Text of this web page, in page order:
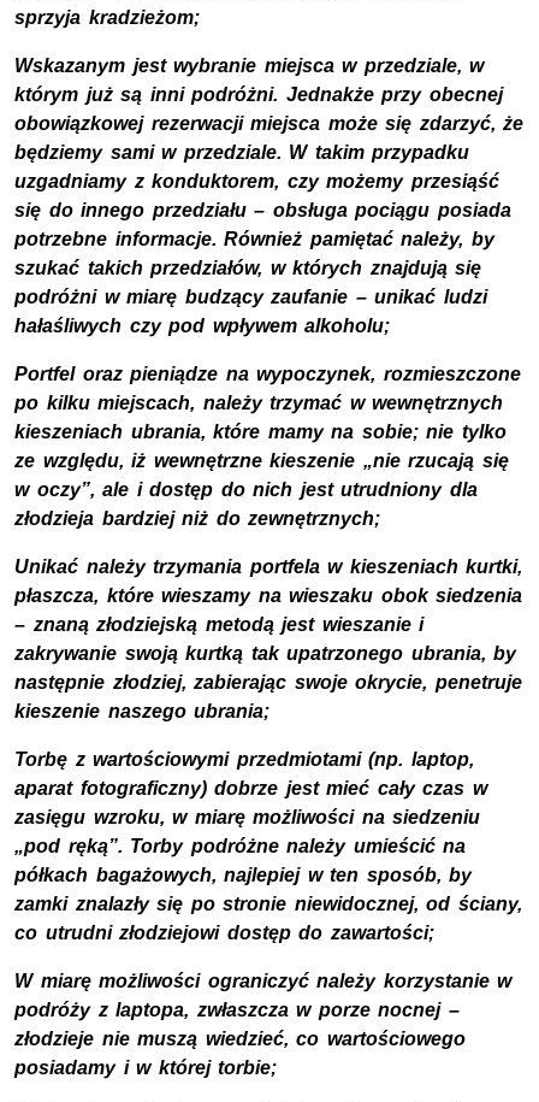
sprzyja kradzieżom;
Wskazanym jest wybranie miejsca w przedziale, w
którym już są inni podróżni. Jednakże przy obecnej
obowiązkowej rezerwacji miejsca może się zdarzyć, że
będziemy sami w przedziale. W takim przypadku
uzgadniamy z konduktorem, czy możemy przesiąść
się do innego przedziału – obsługa pociągu posiada
potrzebne informacje. Również pamiętać należy, by
szukać takich przedziałów, w których znajdują się
podróżni w miarę budzący zaufanie – unikać ludzi
hałaśliwych czy pod wpływem alkoholu;
Portfel oraz pieniądze na wypoczynek, rozmieszczone
po kilku miejscach, należy trzymać w wewnętrznych
kieszeniach ubrania, które mamy na sobie; nie tylko
ze względu, iż wewnętrzne kieszenie „nie rzucają się
w oczy”, ale i dostęp do nich jest utrudniony dla
złodzieja bardziej niż do zewnętrznych;
Unikać należy trzymania portfela w kieszeniach kurtki,
płaszcza, które wieszamy na wieszaku obok siedzenia
– znaną złodziejską metodą jest wieszanie i
zakrywanie swoją kurtką tak upatrzonego ubrania, by
następnie złodziej, zabierając swoje okrycie, penetruje
kieszenie naszego ubrania;
Torbę z wartościowymi przedmiotami (np. laptop,
aparat fotograficzny) dobrze jest mieć cały czas w
zasięgu wzroku, w miarę możliwości na siedzeniu
„pod ręką”. Torby podróżne należy umieścić na
półkach bagażowych, najlepiej w ten sposób, by
zamki znalazły się po stronie niewidocznej, od ściany,
co utrudni złodziejowi dostęp do zawartości;
W miarę możliwości ograniczyć należy korzystanie w
podróży z laptopa, zwłaszcza w porze nocnej –
złodzieje nie muszą wiedzieć, co wartościowego
posiadamy i w której torbie;